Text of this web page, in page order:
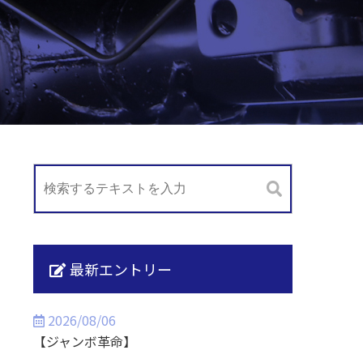
最新エントリー
2026/08/06
【ジャンボ革命】